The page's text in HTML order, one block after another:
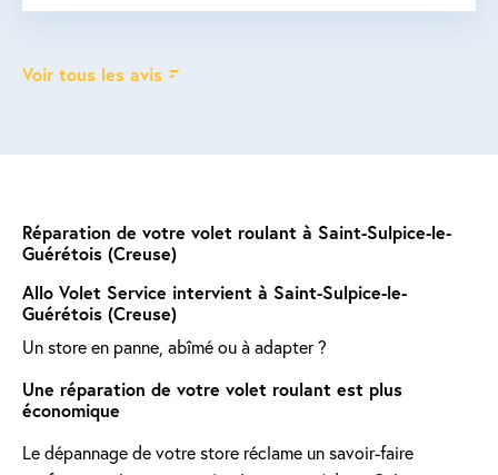
Réparation de votre volet roulant à Saint-Sulpice-le-
Guérétois (Creuse)
Allo Volet Service intervient à Saint-Sulpice-le-
Guérétois (Creuse)
Un store en panne, abîmé ou à adapter ?
Une réparation de votre volet roulant est plus
économique
Le dépannage de votre store réclame un savoir-faire
Voir tous les avis